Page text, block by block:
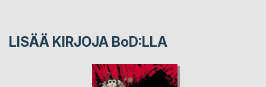
LISÄÄ KIRJOJA BoD:LLA